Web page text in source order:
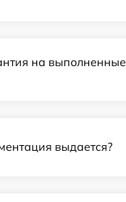
на выполненные
выдается?